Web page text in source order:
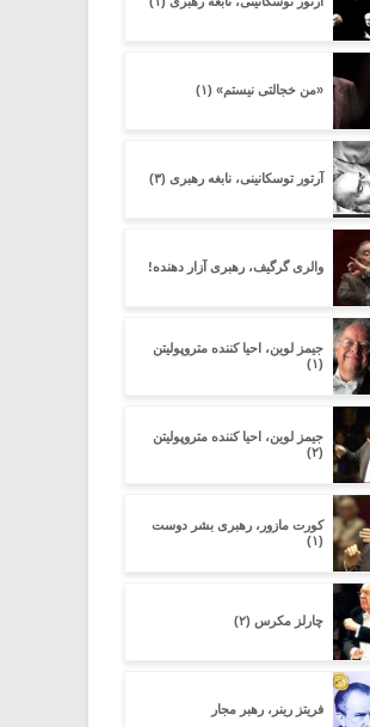
«من خجالتی نیستم» (۱)
آرتور توسکانینی، نابغه رهبری (۳)
والری گرگیف، رهبری آزار دهنده!
جیمز لوین، احیا کننده متروپولیتن
(۱)
جیمز لوین، احیا کننده متروپولیتن
(۲)
کورت مازور، رهبری بشر دوست
(۱)
چارلز مکرس (۲)
فریتز رینر، رهبر مجار